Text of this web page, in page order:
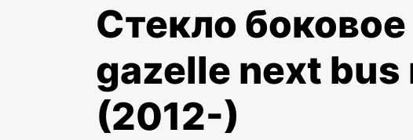
стекло боковое окна боковины нижнее gaz
gazelle next
(2012-)